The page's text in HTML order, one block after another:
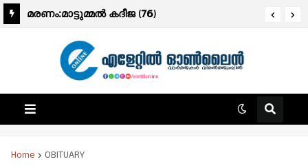
മരണം:മാട്ടുമ്മൽ കദീജ (76)
Home OBITUARY